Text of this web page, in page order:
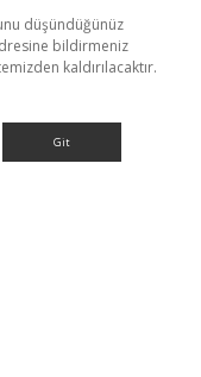
düşündüğünüz
bildirmeniz
kaldırılacaktır.